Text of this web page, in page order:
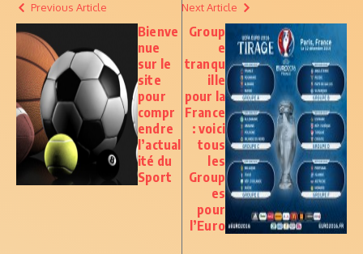
Previous Article
Bienve
nue
sur le
site
pour
compr
endre
l’actual
ité du
Sport
Next Article
Group
e
tranqu
ille
pour la
France
: voici
tous
les
Group
es
pour
l’Euro